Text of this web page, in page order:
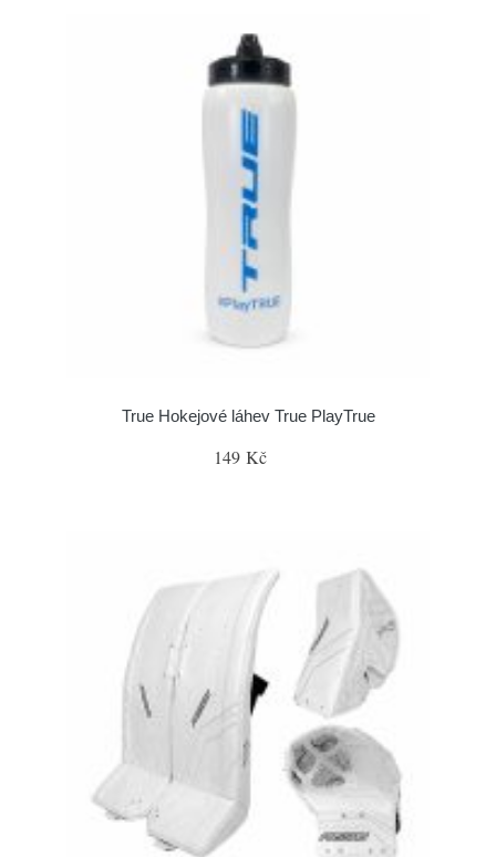
True Hokejové láhev True PlayTrue
149 Kč